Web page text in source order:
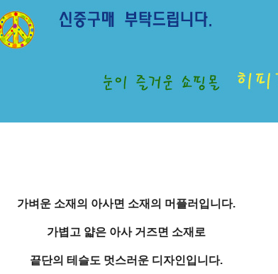
가벼운 소재의 아사면 소재의 머플러입니다.
가볍고 얇은 아사 거즈면 소재로
끝단의 테슬도 멋스러운 디자인입니다.